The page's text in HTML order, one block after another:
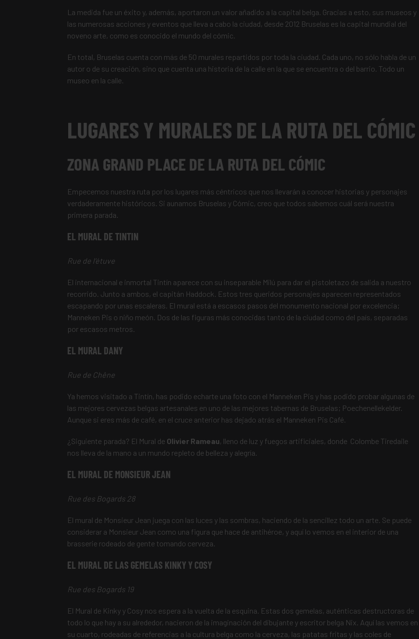
La medida fue un éxito y, además, aportaron un valor añadido a la capital belga. Gracias a esto, sus museos y
las numerosas acciones y eventos que lleva a cabo la ciudad, desde 2012 Bruselas es la capital mundial del
noveno arte, como es conocido el mundo del cómic.
En total, Bruselas cuenta con más de 50 murales repartidos por toda la ciudad. Cada uno, no sólo habla de un
autor o de su creación, sino que cuenta una historia de la calle en la que se encuentra o del barrio. Todo un
museo en la calle.
LUGARES Y MURALES DE LA RUTA DEL CÓMIC
ZONA GRAND PLACE DE LA RUTA DEL CÓMIC
Empecemos nuestra ruta por los lugares más céntricos que nos llevarán a conocer historias y personajes
verdaderamente históricos. Si aunamos Bruselas y Cómic, creo que todos sabemos cuál será nuestra
primera parada.
EL MURAL DE TINTIN
Rue de l’étuve
El internacional e inmortal Tintín aparece con su inseparable Milú para dar el pistoletazo de salida a nuestro
recorrido. Junto a ambos, el capitán Haddock. Estos tres queridos personajes aparecen representados
escapando por unas escaleras. El mural está a escasos pasos del monumento nacional por excelencia;
Manneken Pis o niño meón. Dos de las figuras más conocidas tanto de la ciudad como del país, separadas
por escasos metros.
EL MURAL DANY
Rue de Chêne
Ya hemos visitado a Tintín, has podido echarte una foto con el Manneken Pis y has podido probar algunas de
las mejores cervezas belgas artesanales en uno de las mejores tabernas de Bruselas; Poechenellekelder.
Aunque si eres más de café, en el cruce anterior has dejado atrás el Manneken Pis Café.
¿Siguiente parada? El Mural de Olivier Rameau, lleno de luz y fuegos artificiales, donde Colombe Tiredaile
nos lleva de la mano a un mundo repleto de belleza y alegría.
EL MURAL DE MONSIEUR JEAN
Rue des Bogards 28
El mural de Monsieur Jean juega con las luces y las sombras, haciendo de la sencillez todo un arte. Se puede
considerar a Monsieur Jean como una figura que hace de antihéroe, y aquí lo vemos en el interior de una
brasserie rodeado de gente tomando cerveza.
EL MURAL DE LAS GEMELAS KINKY Y COSY
Rue des Bogards 19
El Mural de Kinky y Cosy nos espera a la vuelta de la esquina. Estas dos gemelas, auténticas destructoras de
todo lo que hay a su alrededor, nacieron de la imaginación del dibujante y escritor belga Nix. Aquí las vemos en
su cuarto, rodeadas de referencias a la cultura belga como la cerveza, las patatas fritas y las coles de